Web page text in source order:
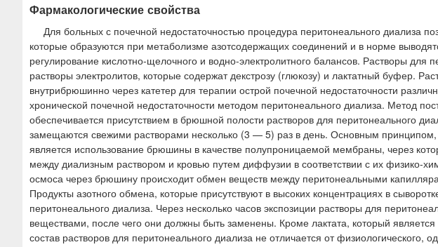
Фармакологические свойства
Для больных с почечной недостаточностью процедура перитонеального диализа
которые образуются при метаболизме азотсодержащих соединений и в норме
регулирование кислотно-щелочного и водно-электролитного балансов. Растворы для
растворы электролитов, которые содержат декстрозу (глюкозу) и лактатный буфер.
внутрибрюшинно через катетер для терапии острой почечной недостаточности
хронической почечной недостаточности методом перитонеального диализа. Метод
обеспечивается присутствием в брюшной полости растворов для перитонеального
замещаются свежими растворами несколько (3 — 5) раз в день. Основным принципом,
является использование брюшины в качестве полупроницаемой мембраны, через
между диализным раствором и кровью путем диффузии в соответствии с их физико-
осмоса через брюшину происходит обмен веществ между перитонеальными
Продукты азотного обмена, которые присутствуют в высоких концентрациях в
перитонеального диализа. Через несколько часов экспозиции растворы для
веществами, после чего они должны быть заменены. Кроме лактата, который
состав растворов для перитонеального диализа не отличается от физиологического,